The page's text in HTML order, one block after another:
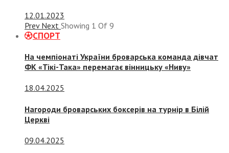
12.01.2023
Prev Next Showing 1 Of 9
СПОРТ
На чемпіонаті України броварська команда дівчат
ФК «Тікі-Така» перемагає вінницьку «Ниву»
18.04.2025
Нагороди броварських боксерів на турнір в Білій
Церкві
09.04.2025